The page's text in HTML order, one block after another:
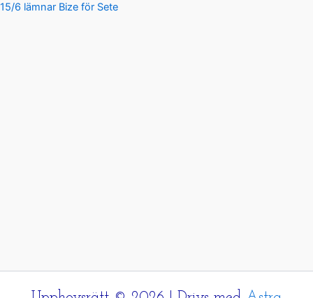
15/6 lämnar Bize för Sete